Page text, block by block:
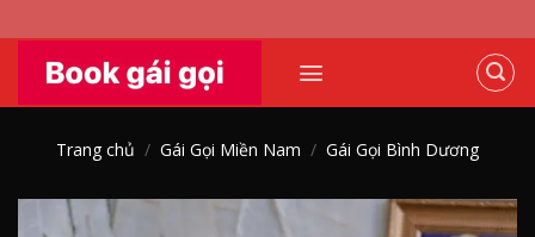
content
Trang chủ / Gái Gọi Miền Nam / Gái Gọi Bình Dương